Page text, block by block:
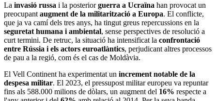
La invasió russa i la posteriorguerra a Ucraïna han provocat un
preocupant augment de la militarització a Europa. El conflicte,
que ja va camí dels tres anys, ha tingut greus repercussions en la
seguretat humana i ambiental, sense perspectives de resolució a
curt termini. De retruc, la situació ha intensificat la confrontació
entre Rússia i els actors euroatlàntics, perjudicant altres processos
de pau a la regió, com és el cas de Moldàvia.
El Vell Continent ha experimentat un increment notable de la
despesa militar. El 2023, el pressupost militar europeu va repuntar
fins als 588.000 milions de dòlars, un augment del 16% respecte a